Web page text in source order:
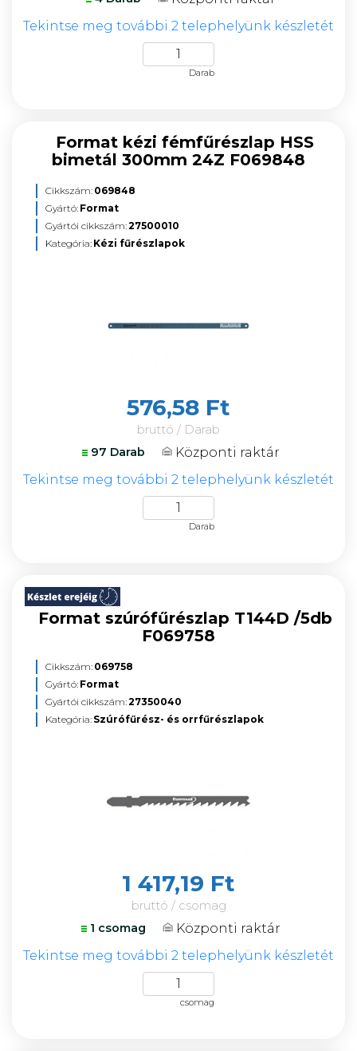
Tekintse meg további 2 telephelyünk készletét
Darab
Format kézi fémfűrészlap HSS
bimetál 300mm 24Z F069848
Cikkszám: 069848
Gyártó: Format
Gyártói cikkszám:27500010
Kategória: Kézi fűrészlapok
576,58 Ft
bruttó / Darab
97 Darab
Központi raktár
Tekintse meg további 2 telephelyünk készletét
Darab
Format szúrófűrészlap T144D /5db
F069758
Cikkszám: 069758
Gyártó: Format
Gyártói cikkszám:27350040
Kategória: Szúrófűrész- és orrfűrészlapok
1 417,19 Ft
bruttó / csomag
1 csomag
Központi raktár
Tekintse meg további 2 telephelyünk készletét
csomag